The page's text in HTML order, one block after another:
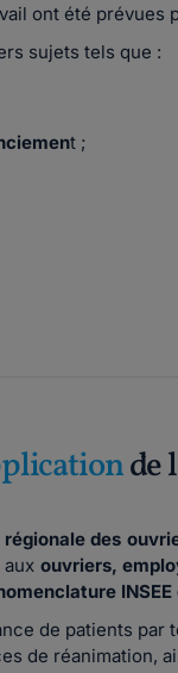
ont été prévues
sujets tels que :
t ;
de
des
ouvriers,
de patients
de réanimation,